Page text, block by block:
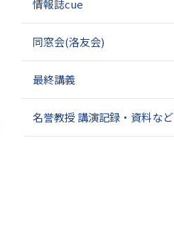
情報誌cue
同窓会(洛友会)
最終講義
名誉教授 講演記録・資料など